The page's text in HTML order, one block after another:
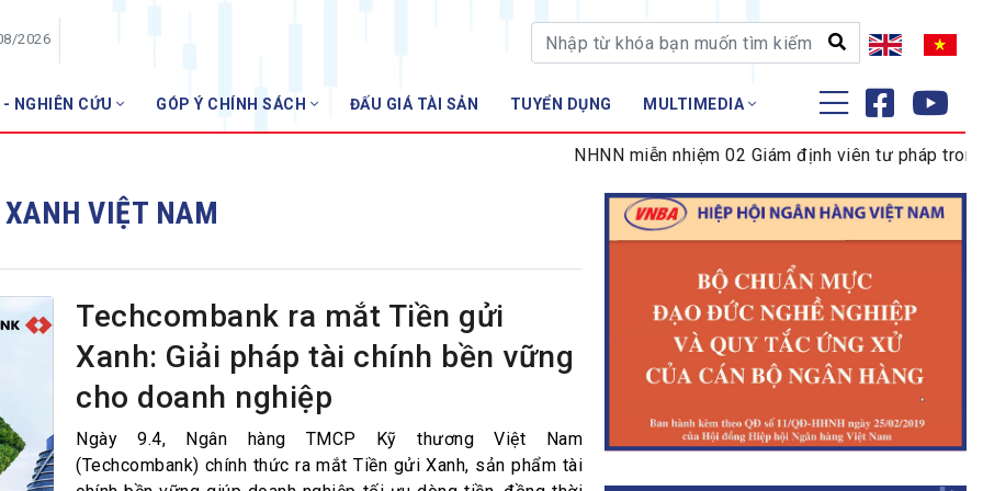
2026
NGHIÊN CỨU GÓP Ý CHÍNH SÁCH ĐẤU GIÁ TÀI SẢN TUYỂN DỤNG MULTIMEDIA
ĐÀO TẠO - NGHIÊN CỨU
Tập huấn
NHNN miễn nhiệm 02 Giám định viên tư pháp trong
VIỆT NAM
Techcombank ra mắt Tiền gửi
Xanh: Giải pháp tài chính bền vững
cho doanh nghiệp
Ngày 9.4, Ngân hàng TMCP Kỹ thương Việt Nam
(Techcombank) chính thức ra mắt Tiền gửi Xanh, sản phẩm tài